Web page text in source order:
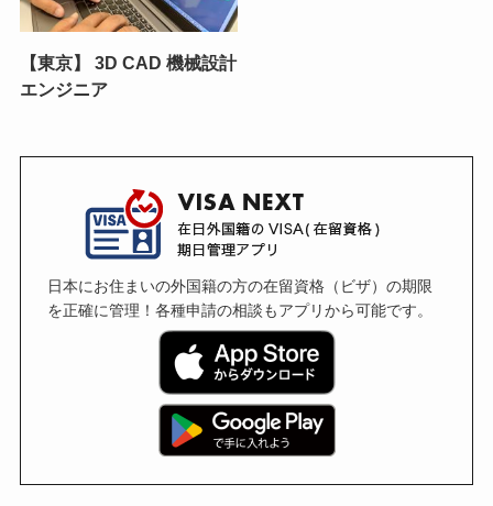
【東京】 3D CAD 機械設計
エンジニア
日本にお住まいの外国籍の方の在留資格（ビザ）の期限
を正確に管理！各種申請の相談もアプリから可能です。